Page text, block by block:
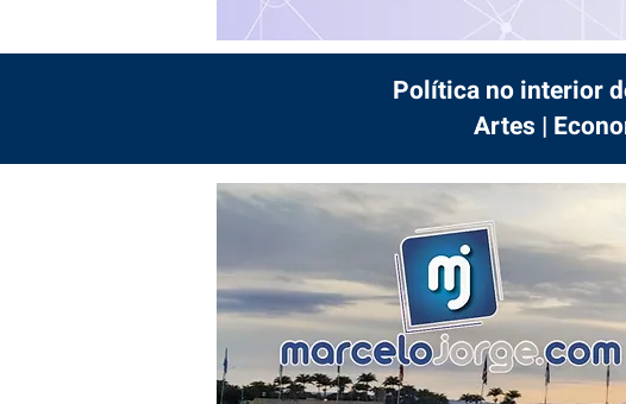
Política no interior
Artes |